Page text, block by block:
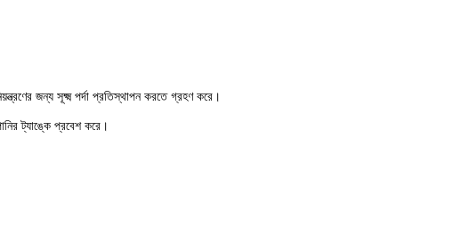
জন্য সূক্ষ্ম পর্দা প্রতিস্থাপন করতে গ্রহণ করে।
ট্যাঙ্কে প্রবেশ করে।